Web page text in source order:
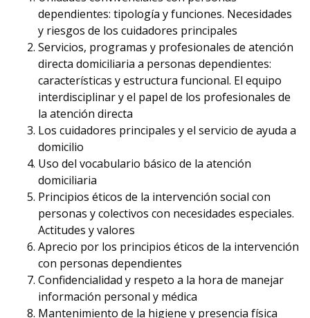
dependientes: tipología y funciones. Necesidades
y riesgos de los cuidadores principales
Servicios, programas y profesionales de atención
directa domiciliaria a personas dependientes:
características y estructura funcional. El equipo
interdisciplinar y el papel de los profesionales de
la atención directa
Los cuidadores principales y el servicio de ayuda a
domicilio
Uso del vocabulario básico de la atención
domiciliaria
Principios éticos de la intervención social con
personas y colectivos con necesidades especiales.
Actitudes y valores
Aprecio por los principios éticos de la intervención
con personas dependientes
Confidencialidad y respeto a la hora de manejar
información personal y médica
Mantenimiento de la higiene y presencia física